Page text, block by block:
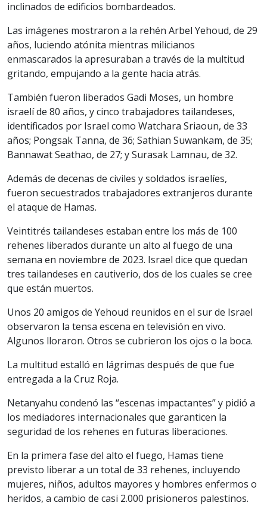
inclinados de edificios bombardeados.
Las imágenes mostraron a la rehén Arbel Yehoud, de 29
años, luciendo atónita mientras milicianos
enmascarados la apresuraban a través de la multitud
gritando, empujando a la gente hacia atrás.
También fueron liberados Gadi Moses, un hombre
israelí de 80 años, y cinco trabajadores tailandeses,
identificados por Israel como Watchara Sriaoun, de 33
años; Pongsak Tanna, de 36; Sathian Suwankam, de 35;
Bannawat Seathao, de 27; y Surasak Lamnau, de 32.
Además de decenas de civiles y soldados israelíes,
fueron secuestrados trabajadores extranjeros durante
el ataque de Hamas.
Veintitrés tailandeses estaban entre los más de 100
rehenes liberados durante un alto al fuego de una
semana en noviembre de 2023. Israel dice que quedan
tres tailandeses en cautiverio, dos de los cuales se cree
que están muertos.
Unos 20 amigos de Yehoud reunidos en el sur de Israel
observaron la tensa escena en televisión en vivo.
Algunos lloraron. Otros se cubrieron los ojos o la boca.
La multitud estalló en lágrimas después de que fue
entregada a la Cruz Roja.
Netanyahu condenó las “escenas impactantes” y pidió a
los mediadores internacionales que garanticen la
seguridad de los rehenes en futuras liberaciones.
En la primera fase del alto el fuego, Hamas tiene
previsto liberar a un total de 33 rehenes, incluyendo
mujeres, niños, adultos mayores y hombres enfermos o
heridos, a cambio de casi 2.000 prisioneros palestinos.